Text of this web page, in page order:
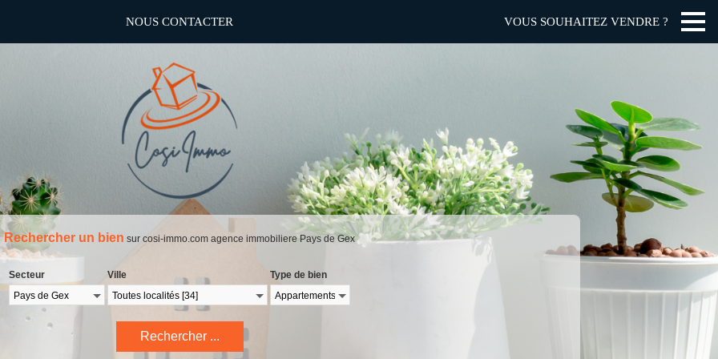
NOUS CONTACTER VOUS SOUHAITEZ VENDRE ?
Rechercher un bien sur cosi-immo.com agence immobiliere Pays de Gex
Secteur Ville Type de bien